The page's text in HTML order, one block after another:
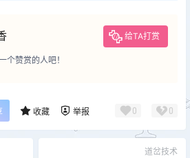
给TA打赏
个赞赏的人吧！
收藏 举报 0 0
道岔技术